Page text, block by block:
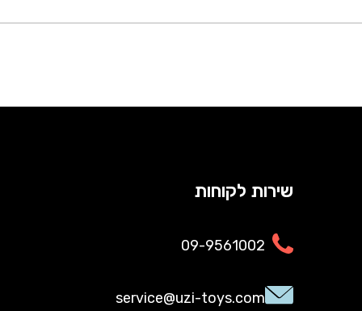
שירות לקוחות
09-9561002
service@uzi-toys.com